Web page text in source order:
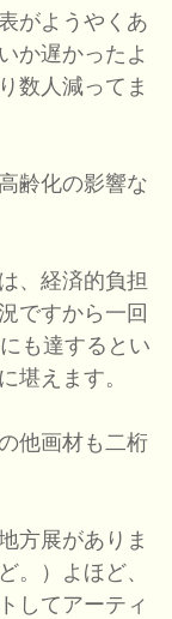
がようやくあ
か遅かったよ
数人減ってま
齢化の影響な
、経済的負担
ですから一回
も達するとい
堪えます。
他画材も二桁
方展がありま
。）よほど、
してアーティ